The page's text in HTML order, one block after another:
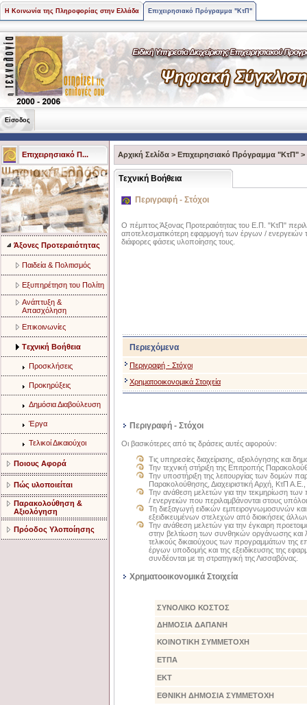
Η Κοινωνία της Πληροφορίας στην Ελλάδα Επιχειρησιακό Πρόγραμμα "ΚτΠ"
Είσοδος
Επιχειρησιακό Π...
Άξονες Προτεραιότητας
Παιδεία & Πολιτισμός
Eξυπηρέτηση του Πολίτη
Aνάπτυξη &
Aπασχόληση
Eπικοινωνίες
Tεχνική Bοήθεια
Προσκλήσεις
Προκηρύξεις
Δημόσια Διαβούλευση
Έργα
Τελικοί Δικαιούχοι
Ποιους Αφορά
Πώς υλοποιείται
Παρακολούθηση &
Αξιολόγηση
Πρόοδος Υλοποίησης
Αρχική Σελίδα > Επιχειρησιακό Πρόγραμμα "ΚτΠ" >
Tεχνική Bοήθεια
Περιγραφή - Στόχοι
Ο πέμπτος Άξονας Προτεραιότητας του Ε.Π. "ΚτΠ"
αποτελεσματικότερη εφαρμογή των έργων / ενεργειών
διάφορες φάσεις υλοποίησης τους.
Περιεχόμενα
Περιγραφή - Στόχοι
Χρηματοοικονομικά Στοιχεία
Περιγραφή - Στόχοι
Οι βασικότερες από τις δράσεις αυτές αφορούν:
Τις υπηρεσίες διαχείρισης, αξιολόγησης και
Την τεχνική στήριξη της Επιτροπής
Την υποστήριξη της λειτουργίας των δομών
Παρακολούθησης, Διαχειριστική Αρχή, ΚτΠ
Την ανάθεση μελετών για την τεκμηρίωση
/ ενεργειών που περιλαμβάνονται στους
Τη διεξαγωγή ειδικών εμπειρογνωμοσυνών
εξειδικευμένων στελεχών από διοικήσεις
Την ανάθεση μελετών για την έγκαιρη
στην βελτίωση των συνθηκών οργάνωσης και
τελικούς δικαιούχους των προγραμμάτων της
έργων υποδομής και της εξειδίκευσης της
συνδέονται με τη στρατηγική της Λισσαβόνας.
Χρηματοοικονομικά Στοιχεία
ΣΥΝΟΛΙΚΟ ΚΟΣΤΟΣ
ΔΗΜΟΣΙΑ ΔΑΠΑΝΗ
ΚΟΙΝΟΤΙΚΗ ΣΥΜΜΕΤΟΧΗ
ΕΤΠΑ
ΕΚΤ
ΕΘΝΙΚΗ ΔΗΜΟΣΙΑ ΣΥΜΜΕΤΟΧΗ